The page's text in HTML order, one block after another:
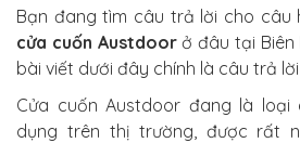
Bạn đang tìm câu trả lời cho câu
cửa cuốn Austdoorở đâu tại Biên
bài viết dưới đây chính là câu trả
Cửa cuốn Austdoor đang là loại
dụng trên thị trường, được rất